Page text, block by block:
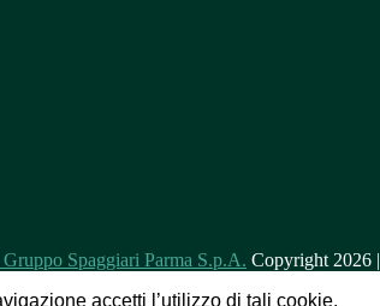
Copyright 2026 |
accetti l’utilizzo di tali cookie.